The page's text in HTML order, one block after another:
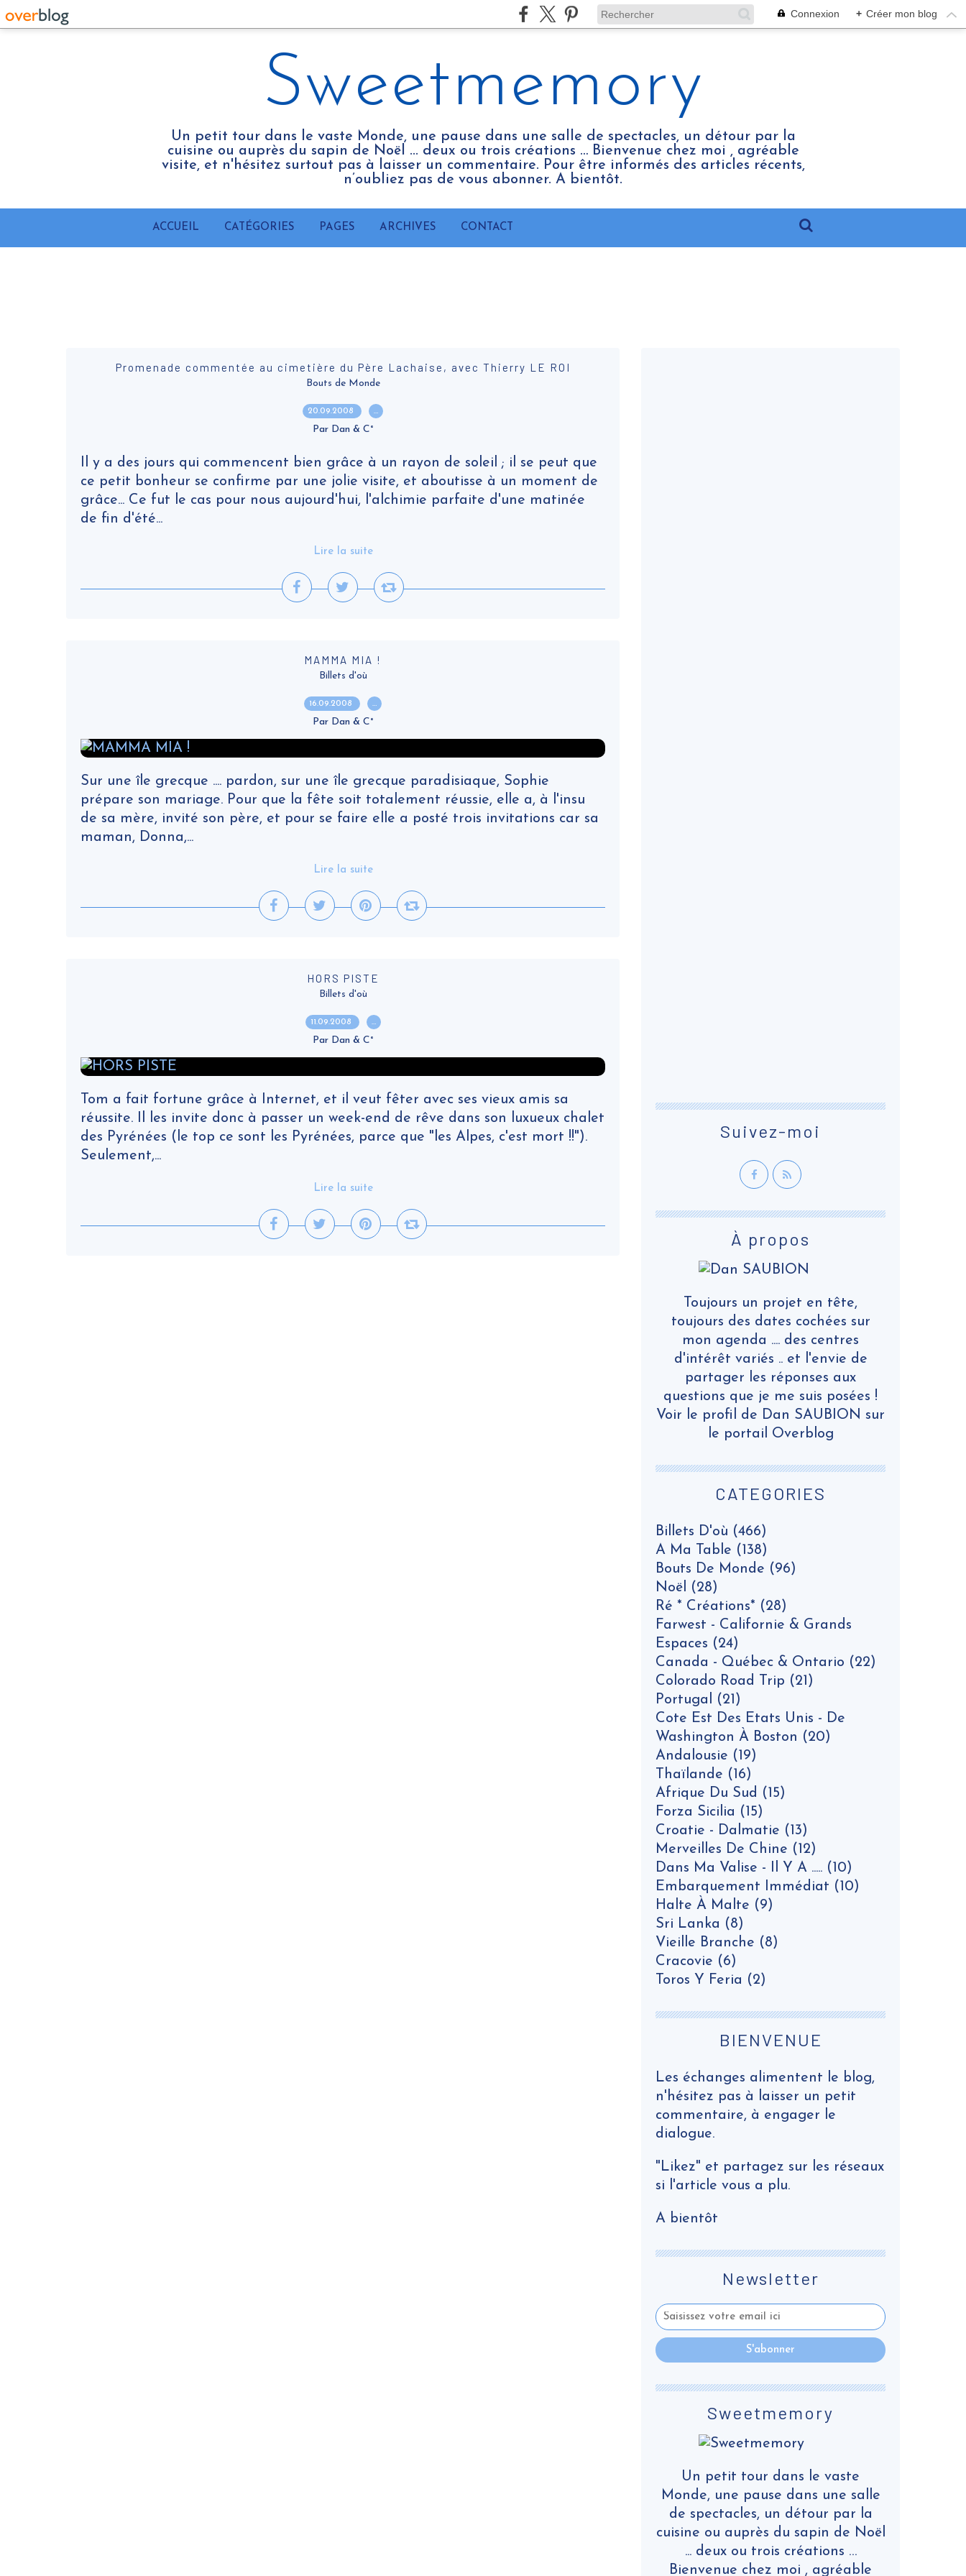
Connexion + Créer mon blog
Sweetmemory
Un petit tour dans le vaste Monde, une pause dans une salle de spectacles, un détour par la
cuisine ou auprès du sapin de Noël ... deux ou trois créations … Bienvenue chez moi , agréable
visite, et n'hésitez surtout pas à laisser un commentaire. Pour être informés des articles récents,
n’oubliez pas de vous abonner. A bientôt.
ACCUEIL CATÉGORIES PAGES ARCHIVES CONTACT
Promenade commentée au cimetière du Père Lachaise, avec Thierry LE ROI
Bouts de Monde
20.09.2008 …
Par Dan & C°
Il y a des jours qui commencent bien grâce à un rayon de soleil ; il se peut que
ce petit bonheur se confirme par une jolie visite, et aboutisse à un moment de
grâce... Ce fut le cas pour nous aujourd'hui, l'alchimie parfaite d'une matinée
de fin d'été...
Lire la suite
MAMMA MIA !
Billets d'où
16.09.2008 …
Par Dan & C°
Sur une île grecque .... pardon, sur une île grecque paradisiaque, Sophie
prépare son mariage. Pour que la fête soit totalement réussie, elle a, à l'insu
de sa mère, invité son père, et pour se faire elle a posté trois invitations car sa
maman, Donna,...
Lire la suite
HORS PISTE
Billets d'où
11.09.2008 …
Par Dan & C°
Tom a fait fortune grâce à Internet, et il veut fêter avec ses vieux amis sa
réussite. Il les invite donc à passer un week-end de rêve dans son luxueux chalet
des Pyrénées (le top ce sont les Pyrénées, parce que "les Alpes, c'est mort !!").
Seulement,...
Lire la suite
Newsletter
CATEGORIES
Billets D'où (466)
A Ma Table (138)
Bouts De Monde (96)
Noël (28)
Ré * Créations* (28)
Farwest - Californie & Grands
Espaces (24)
Canada - Québec & Ontario (22)
Colorado Road Trip (21)
Portugal (21)
Cote Est Des Etats Unis - De
Washington À Boston (20)
Andalousie (19)
Thaïlande (16)
Afrique Du Sud (15)
Forza Sicilia (15)
Croatie - Dalmatie (13)
Merveilles De Chine (12)
Dans Ma Valise - Il Y A ..... (10)
Embarquement Immédiat (10)
Halte À Malte (9)
Sri Lanka (8)
Vieille Branche (8)
Cracovie (6)
Toros Y Feria (2)
Sweetmemory
Un petit tour dans le vaste
Monde, une pause dans une salle
de spectacles, un détour par la
cuisine ou auprès du sapin de Noël
... deux ou trois créations …
Bienvenue chez moi , agréable
Suivez-moi
À propos
Toujours un projet en tête,
toujours des dates cochées sur
mon agenda .... des centres
d'intérêt variés .. et l'envie de
partager les réponses aux
questions que je me suis posées !
Voir le profil de Dan SAUBION sur
le portail Overblog
BIENVENUE
Les échanges alimentent le blog,
n'hésitez pas à laisser un petit
commentaire, à engager le
dialogue.
"Likez" et partagez sur les réseaux
si l'article vous a plu.
A bientôt